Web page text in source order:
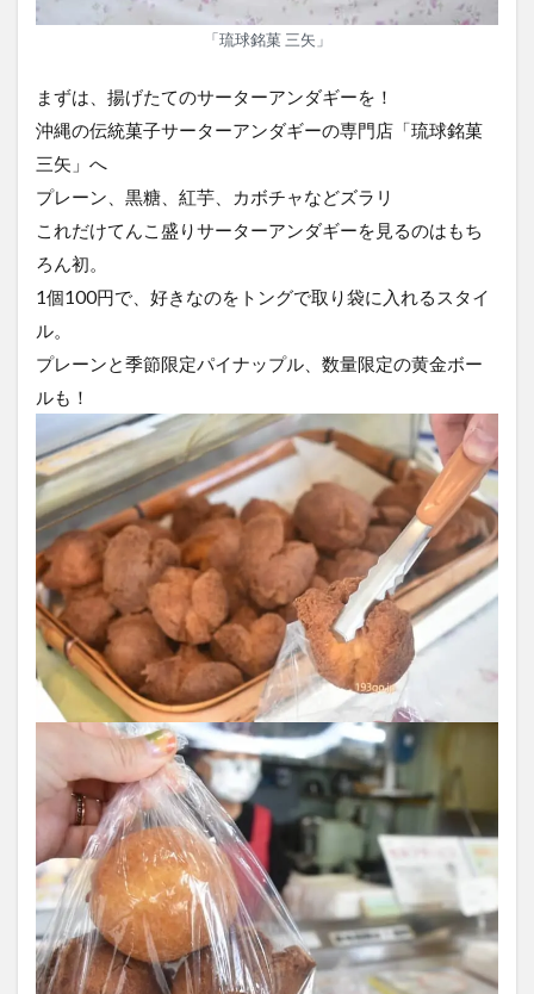
「琉球銘菓 三矢」
まずは、揚げたてのサーターアンダギーを！
沖縄の伝統菓子サーターアンダギーの専門店「琉球銘菓
三矢」へ
プレーン、黒糖、紅芋、カボチャなどズラリ
これだけてんこ盛りサーターアンダギーを見るのはもち
ろん初。
1個100円で、好きなのをトングで取り袋に入れるスタイ
ル。
プレーンと季節限定パイナップル、数量限定の黄金ボー
ルも！